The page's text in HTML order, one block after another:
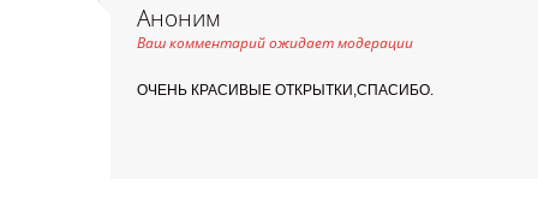
Аноним
Ваш комментарий ожидает модерации
ОЧЕНЬ КРАСИВЫЕ ОТКРЫТКИ,СПАСИБО.